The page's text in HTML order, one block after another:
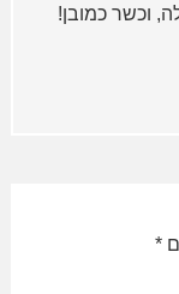
וכשר כמובן!
*